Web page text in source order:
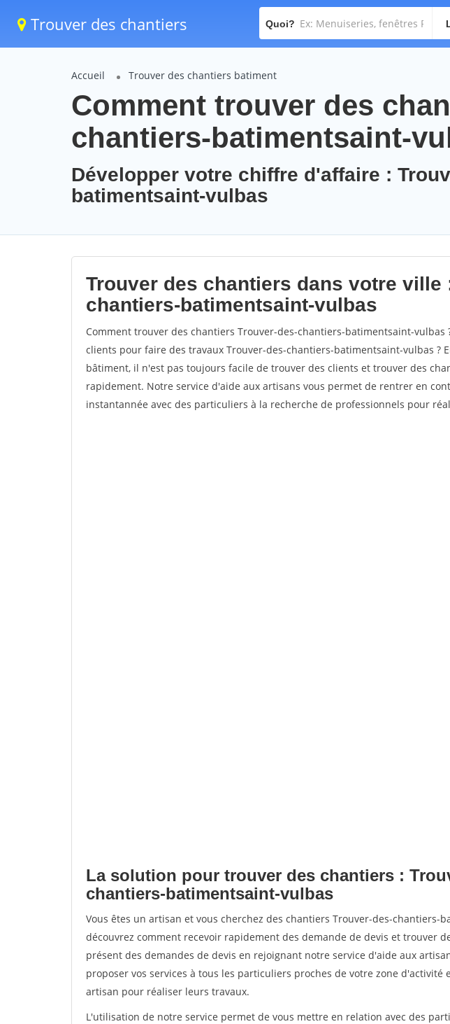
Trouver des chantiers Quoi?
Accueil Trouver des chantiers batiment
Comment trouver des
chantiers-batimentsaint-
Développer votre chiffre d'affaire :
batimentsaint-vulbas
Trouver des chantiers dans votre ville
chantiers-batimentsaint-vulbas
Comment trouver des chantiers Trouver-des-chantiers-batimentsaint-vulbas
clients pour faire des travaux Trouver-des-chantiers-batimentsaint-vulbas ?
bâtiment, il n'est pas toujours facile de trouver des clients et trouver des
rapidement. Notre service d'aide aux artisans vous permet de rentrer en
instantannée avec des particuliers à la recherche de professionnels pour
La solution pour trouver des chantiers :
chantiers-batimentsaint-vulbas
Vous êtes un artisan et vous cherchez des chantiers Trouver-des-chantiers-
découvrez comment recevoir rapidement des demande de devis et trouver
présent des demandes de devis en rejoignant notre service d'aide aux
proposer vos services à tous les particuliers proches de votre zone
artisan pour réaliser leurs travaux.
L'utilisation de notre service permet de vous mettre en relation avec des